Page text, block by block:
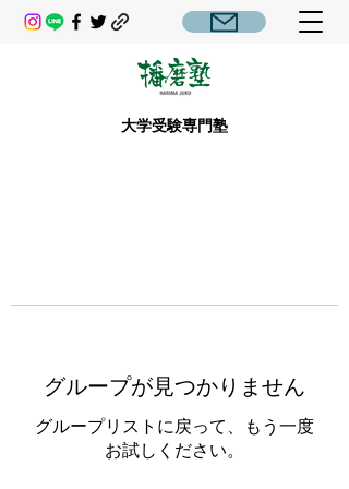
大学受験専門塾
グループが見つかりません
グループリストに戻って、もう一度
お試しください。